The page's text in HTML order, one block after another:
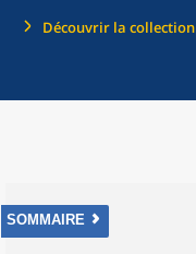
Découvrir la collection
SOMMAIRE